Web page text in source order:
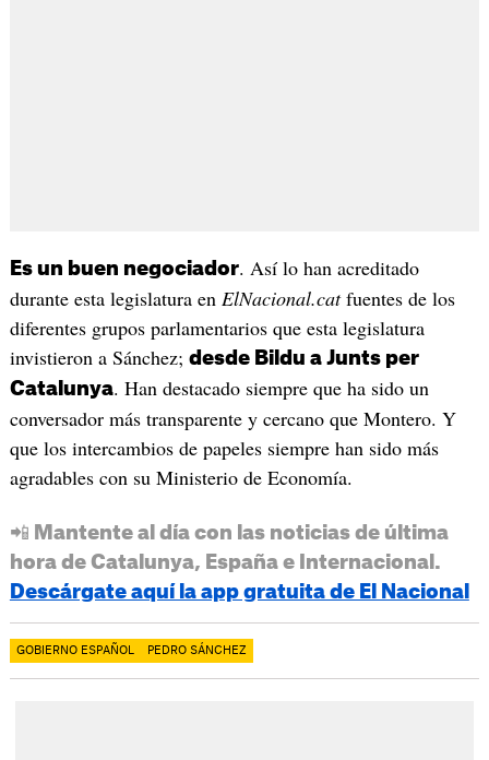
Es un buen negociador. Así lo han acreditado
durante esta legislatura en ElNacional.catfuentes de los
diferentes grupos parlamentarios que esta legislatura
invistieron a Sánchez; desde Bildu a Junts per
Catalunya. Han destacado siempre que ha sido un
conversador más transparente y cercano que Montero. Y
que los intercambios de papeles siempre han sido más
agradables con su Ministerio de Economía.
📲 Mantente al día con las noticias de última
hora de Catalunya, España e Internacional.
Descárgate aquí la app gratuita de El Nacional
GOBIERNO ESPAÑOL PEDRO SÁNCHEZ